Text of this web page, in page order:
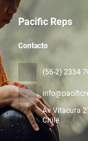
Pacific Reps
Contacto
(56-2) 2334
Av Vitacura
Chile